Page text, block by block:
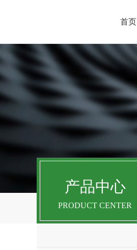
产品中心
PRODUCT CENTER
首页